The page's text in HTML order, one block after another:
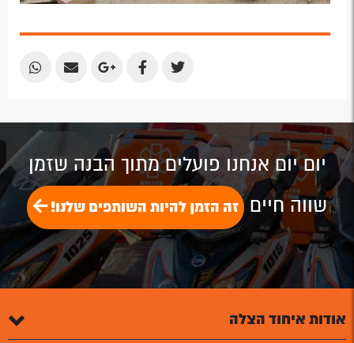
Share
Share
Share
Share
Share
יום יום אנחנו פועלים מתוך הבנה שזמן
שווה חיים זה הזמן להיות השותפים שלנו!
אודות איחוד הצלה